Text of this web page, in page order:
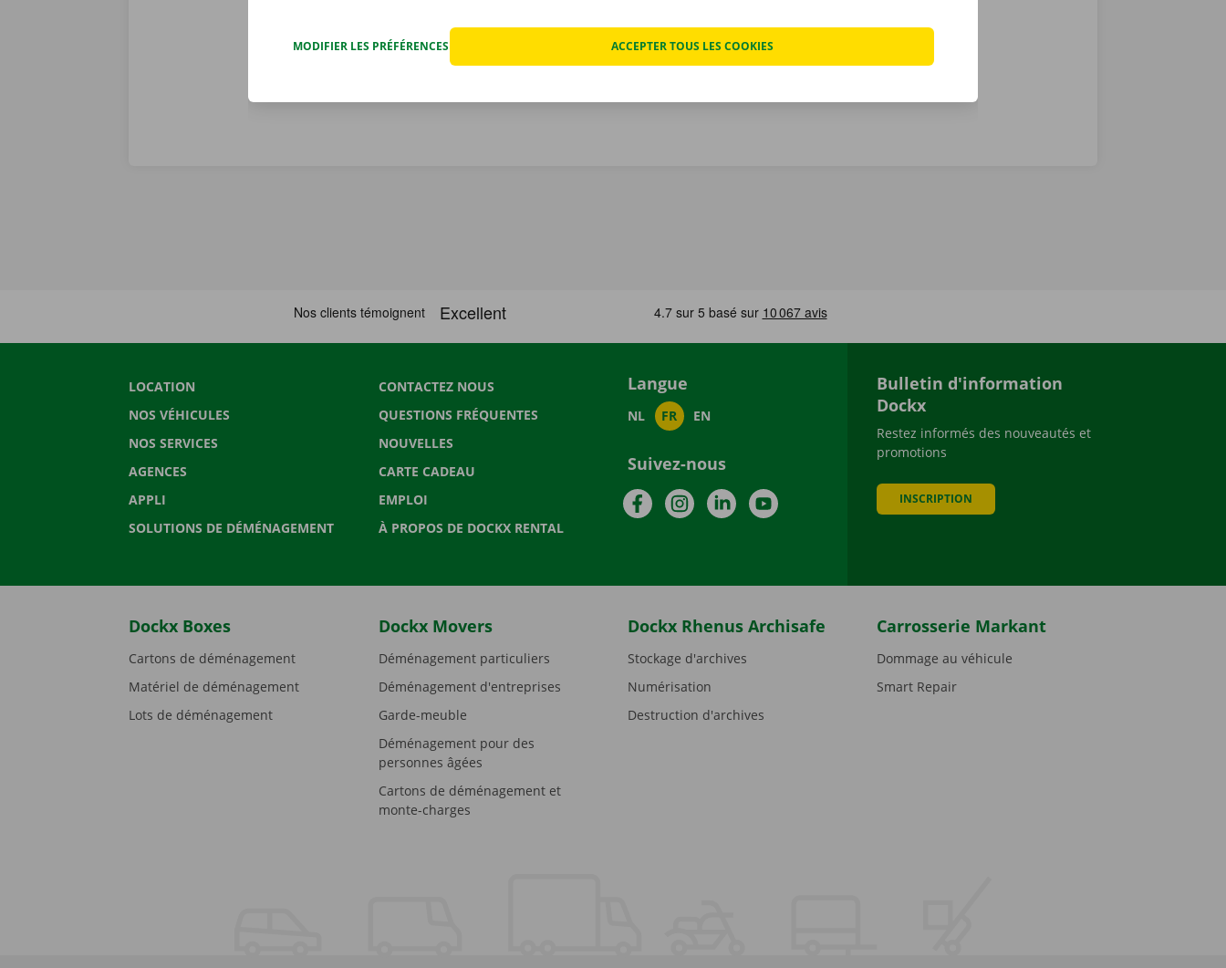
LOCATION
NOS VÉHICULES
NOS SERVICES
AGENCES
APPLI
SOLUTIONS DE DÉMÉNAGEMENT
CONTACTEZ NOUS
QUESTIONS FRÉQUENTES
NOUVELLES
CARTE CADEAU
EMPLOI
À PROPOS DE DOCKX RENTAL
Langue
NL FR EN
Suivez-nous
FacebookInstagramLinkedInYouTube
Bulletin d'information
Dockx
Restez informés des nouveautés et
promotions
INSCRIPTION
Dockx Boxes
Cartons de déménagement
Matériel de déménagement
Lots de déménagement
Dockx Movers
Déménagement particuliers
Déménagement d'entreprises
Garde-meuble
Déménagement pour des
personnes âgées
Cartons de déménagement et
monte-charges
Dockx Rhenus Archisafe
Stockage d'archives
Numérisation
Destruction d'archives
Carrosserie Markant
Dommage au véhicule
Smart Repair
MODIFIER LES PRÉFÉRENCES ACCEPTER TOUS LES COOKIES